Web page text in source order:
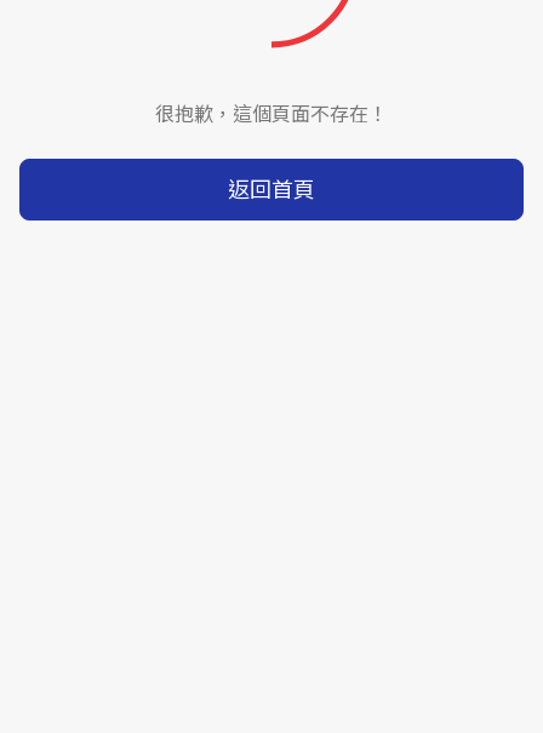
很抱歉，這個頁面不存在！
返回首頁